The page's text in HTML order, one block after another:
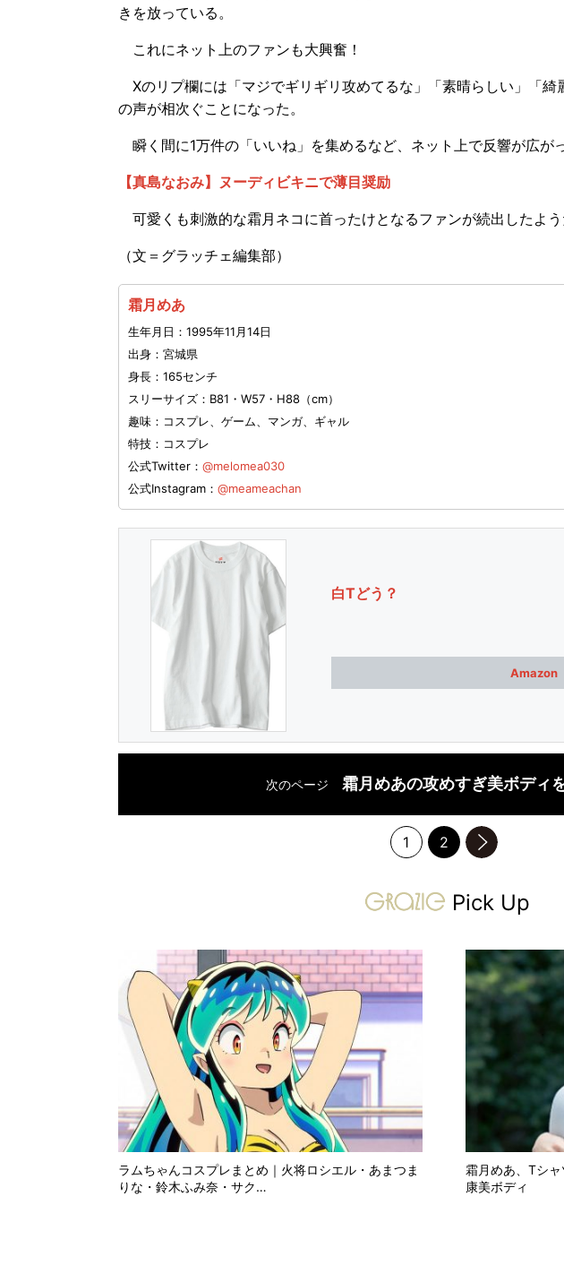
きを放っている。
これにネット上のファンも大興奮！
Xのリプ欄には「マジでギリギリ攻めてるな」「素晴らしい」「綺
の声が相次ぐことになった。
瞬く間に1万件の「いいね」を集めるなど、ネット上で反響が広が
【真島なおみ】ヌーディビキニで薄目奨励
可愛くも刺激的な霜月ネコに首ったけとなるファンが続出したよう
（文＝グラッチェ編集部）
霜月めあ
生年月日：1995年11月14日
出身：宮城県
身長：165センチ
スリーサイズ：B81・W57・H88（cm）
趣味：コスプレ、ゲーム、マンガ、ギャル
特技：コスプレ
公式Twitter： @melomea030
公式Instagram： @meameachan
白Tどう？
Amazon
次のページ 霜月めあの攻めすぎ美ボディ
1 2
次のページへ
gravure-
Pick Up
ラムちゃんコスプレまとめ｜火将ロシエル・あまつま
りな・鈴木ふみ奈・サク…
霜月めあ、Tシ
康美ボディ